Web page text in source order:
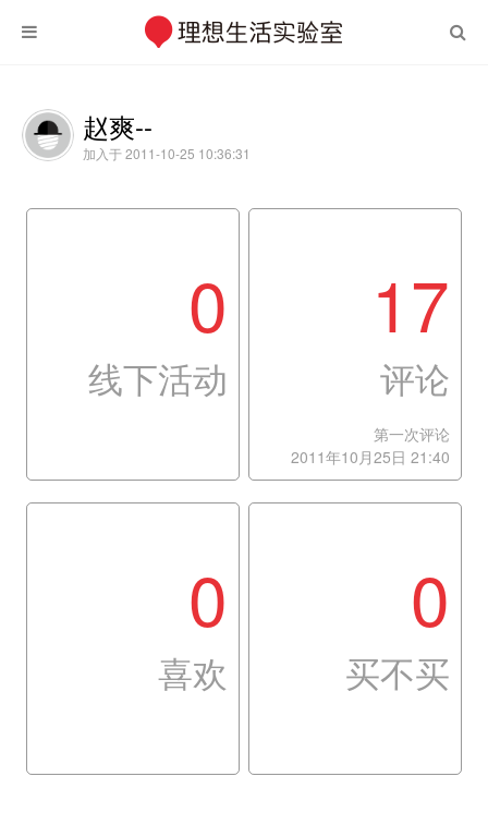
赵爽--
加入于 2011-10-25 10:36:31
0
线下活动
17
评论
第一次评论
2011年10月25日 21:40
0
喜欢
0
买不买